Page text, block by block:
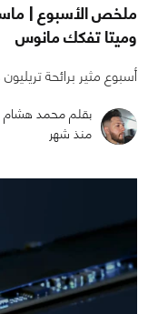
ملخص الأسبوع | ماسك
وميتا تفكك مانوس
أسبوع مثير برائحة تريليون
بقلم محمد
منذ شهر